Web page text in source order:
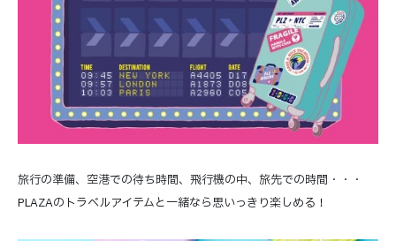
旅行の準備、空港での待ち時間、飛行機の中、旅先での時間・・・
PLAZAのトラベルアイテムと一緒なら思いっきり楽しめる！